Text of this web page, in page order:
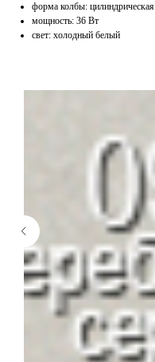
форма колбы: цилиндрическая
мощность: 36 Вт
свет: холодный белый